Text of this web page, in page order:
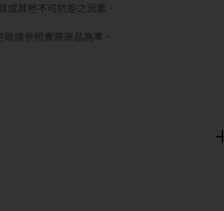
其他不可抗拒之因素。
請參照實際商品為準。